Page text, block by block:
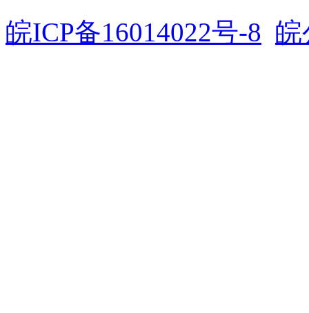
皖ICP备16014022号-8 皖